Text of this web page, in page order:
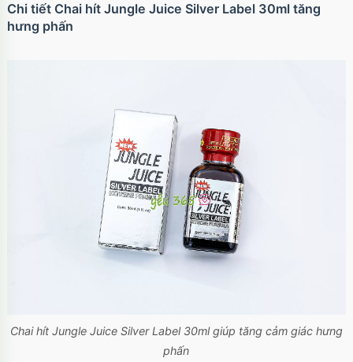
Ốp lưng iPhone 17 Pro Clear Case Magnetic
trị giá70.000₫
Chi tiết Chai hít Jungle Juice Silver Label 30ml tăng
hưng phấn
Chai hít Jungle Juice Silver Label 30ml giúp tăng cảm giác hưng
phấn